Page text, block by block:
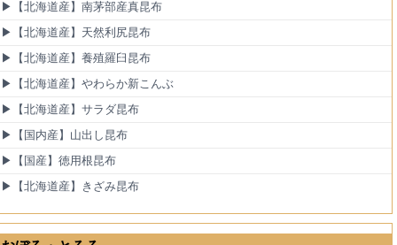
▶【北海道産】南茅部産真昆布
▶【北海道産】天然利尻昆布
▶【北海道産】養殖羅臼昆布
▶【北海道産】やわらか新こんぶ
▶【北海道産】サラダ昆布
▶【国内産】山出し昆布
▶【国産】徳用根昆布
▶【北海道産】きざみ昆布